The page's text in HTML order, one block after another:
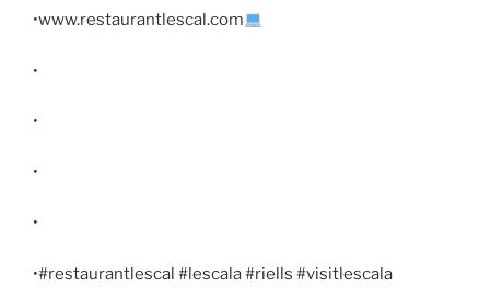
•www.restaurantlescal.com
•
•
•
•
•#restaurantlescal #lescala #riells #visitlescala